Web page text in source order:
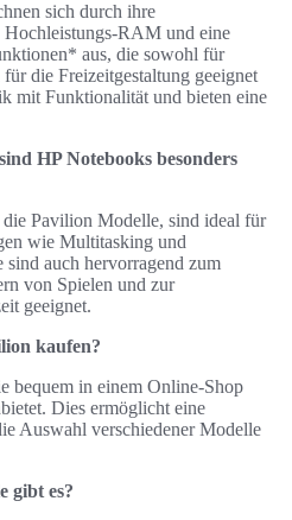
sich durch ihre
Hochleistungs-RAM und eine
aus, die sowohl für
die Freizeitgestaltung geeignet
mit Funktionalität und bieten eine
HP Notebooks besonders
Pavilion Modelle, sind ideal für
wie Multitasking und
sind auch hervorragend zum
von Spielen und zur
geeignet.
kaufen?
bequem in einem Online-Shop
Dies ermöglicht eine
Auswahl verschiedener Modelle
gibt es?